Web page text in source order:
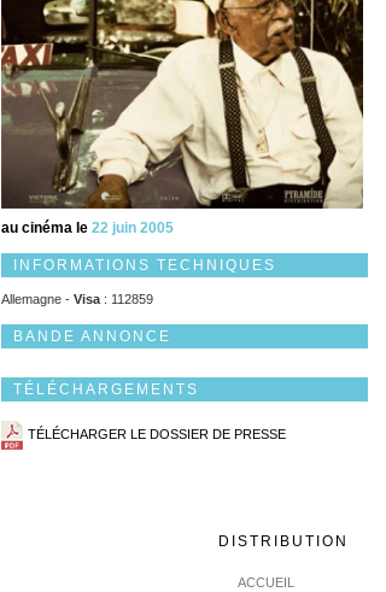
au cinéma le 22 juin 2005
INFORMATIONS TECHNIQUES
Allemagne - Visa : 112859
BANDE ANNONCE
TÉLÉCHARGEMENTS
TÉLÉCHARGER LE DOSSIER DE PRESSE
DISTRIBUTION
ACCUEIL